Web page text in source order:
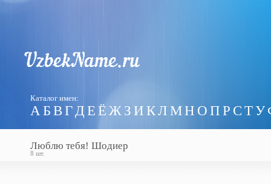
Каталог имен:
АБ ВГД Е Ё Ж З И КЛ МН О П Р С ТУ
Люблю тебя! Шодиер
8 шт.